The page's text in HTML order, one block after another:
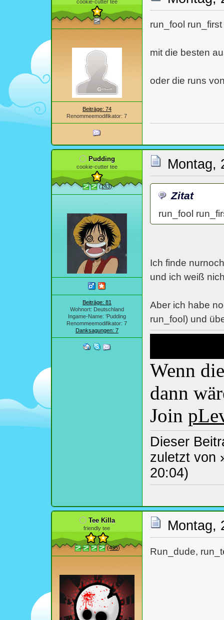
von den
cookie-cutter tee
Beiträge: 74
Renommeemodifikator: 7
run_fool
mit die besten
oder die runs
Pudding
cookie-cutter tee
(143)
Beiträge: 81
Wohnort: Deutschland
Ingame-Name: 'Pudding
Renommeemodifikator: 7
Danksagungen: 7
Montag,
Zitat
run_fool
Ich finde
und ich weiß
Aber ich habe
run_fool) und
Wenn
dann
Join
Dieser
zuletzt von
20:04)
Tee Killa
friendly tee
(435)
Montag,
Run_dude,